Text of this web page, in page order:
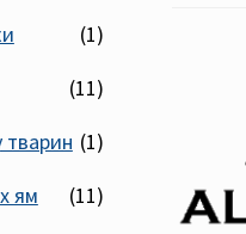
(1)
(11)
тварин (1)
ям
(11)